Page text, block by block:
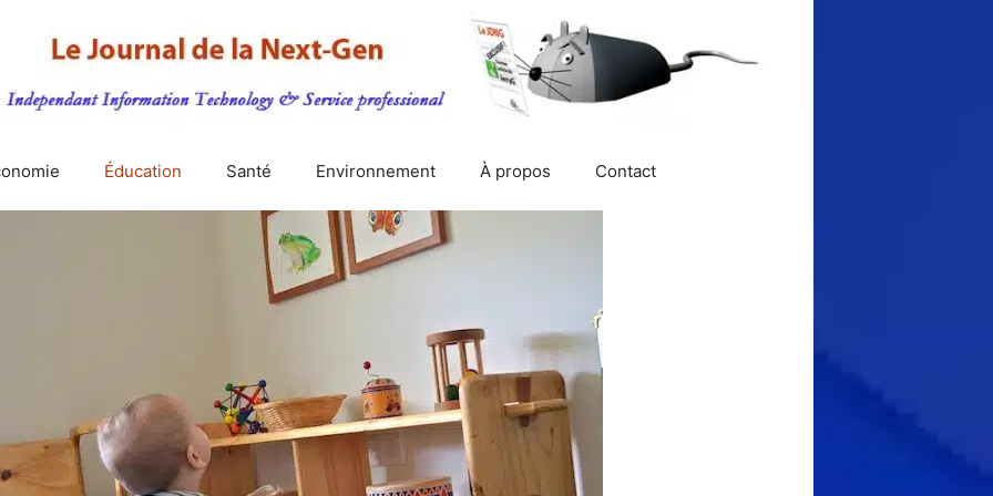
Éducation Santé Environnement À propos Contact